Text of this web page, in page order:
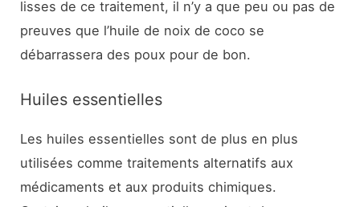
lisses de ce traitement, il n’y a que peu ou pas de
preuves que l’huile de noix de coco se
débarrassera des poux pour de bon.
Huiles essentielles
Les huiles essentielles sont de plus en plus
utilisées comme traitements alternatifs aux
médicaments et aux produits chimiques.